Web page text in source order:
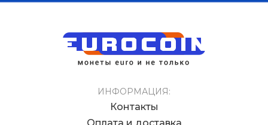
ИНФОРМАЦИЯ:
Контакты